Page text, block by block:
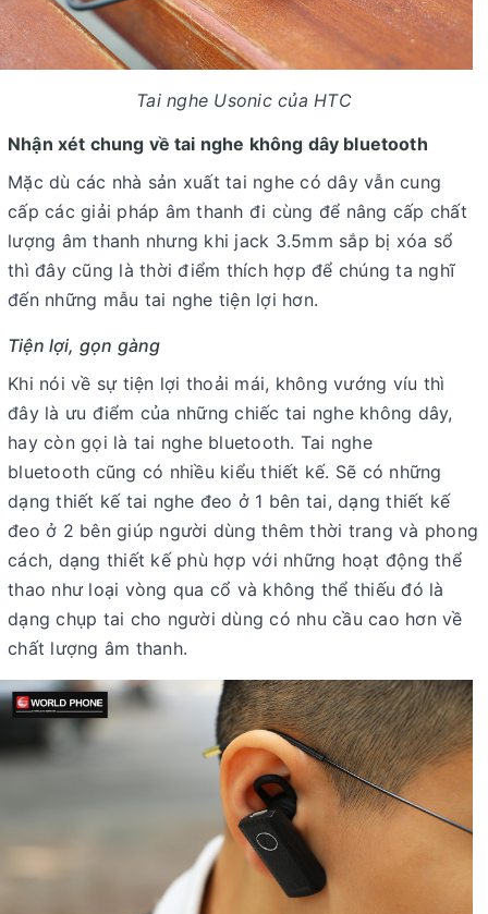
Tai nghe Usonic của HTC
Nhận xét chung về tai nghe không dây bluetooth
Mặc dù các nhà sản xuất tai nghe có dây vẫn cung
cấp các giải pháp âm thanh đi cùng để nâng cấp chất
lượng âm thanh nhưng khi jack 3.5mm sắp bị xóa sổ
thì đây cũng là thời điểm thích hợp để chúng ta nghĩ
đến những mẫu tai nghe tiện lợi hơn.
Tiện lợi, gọn gàng
Khi nói về sự tiện lợi thoải mái, không vướng víu thì
đây là ưu điểm của những chiếc tai nghe không dây,
hay còn gọi là tai nghe bluetooth. Tai nghe
bluetooth cũng có nhiều kiểu thiết kế. Sẽ có những
dạng thiết kế tai nghe đeo ở 1 bên tai, dạng thiết kế
đeo ở 2 bên giúp người dùng thêm thời trang và phong
cách, dạng thiết kế phù hợp với những hoạt động thể
thao như loại vòng qua cổ và không thể thiếu đó là
dạng chụp tai cho người dùng có nhu cầu cao hơn về
chất lượng âm thanh.